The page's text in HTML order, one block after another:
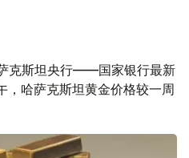
克斯坦央行——国家银行最新
哈萨克斯坦黄金价格较一周